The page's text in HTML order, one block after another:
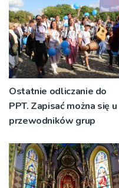
Ostatnie odliczanie do
PPT. Zapisać można się u
przewodników grup